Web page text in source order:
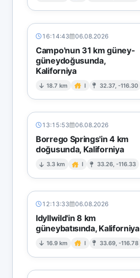
16:14:43 06.08.2026
Campo'nun 31 km güney-
güneydoğusunda,
Kaliforniya
18.7 km I 32.37, -116.30
13:15:53 06.08.2026
Borrego Springs'in 4 km
doğusunda, Kaliforniya
3.3 km I 33.26, -116.33
12:13:33 06.08.2026
Idyllwild'in 8 km
güneybatısında, Kaliforniya
16.9 km I 33.69, -116.78